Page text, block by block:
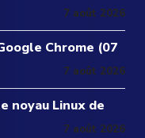
7 août 2026
Chrome (07
7 août 2026
noyau Linux de
7 août 2026